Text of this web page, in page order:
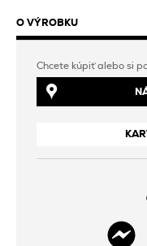
O VÝROBKU
Chcete kúpiť alebo si